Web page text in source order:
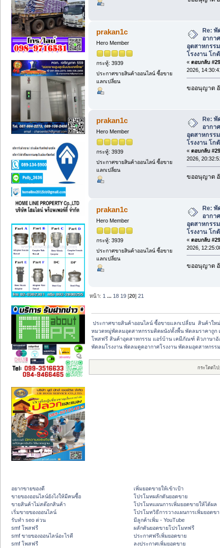
prakan1c
Hero Member
กระทู้: 3939
ประกาศขายสินค้าออนไลน์ ซื้อขาย
แลกเปลี่ยน
Re:
อากา
อุตสาหกรร
โรงงาน โก
« ตอบกลับ
2026,
ขออนุญาต
prakan1c
Hero Member
กระทู้: 3939
ประกาศขายสินค้าออนไลน์ ซื้อขาย
แลกเปลี่ยน
Re:
อากา
อุตสาหกรร
โรงงาน โก
« ตอบกลับ
2026,
ขออนุญาต
prakan1c
Hero Member
กระทู้: 3939
ประกาศขายสินค้าออนไลน์ ซื้อขาย
แลกเปลี่ยน
Re: พั
อากา
อุตสาหกรร
โรงงาน โก
« ตอบกลับ
2026,
ขออนุญาต
หน้า: 1 ... 18 19 [20]21
ประกาศขายสินค้าออนไลน์ ซื้อขายแลกเปลี่ยน  สินค้าใ
หมวดหมู่พัดลมอุตสาหกรรมติดผนัง/ตั้งพื้น พัดลมราคาถูก
โพสฟรี สินค้าอุตสาหกรรม แอร์บ้าน เคมีภัณฑ์ ติวภาษาอั
พัดลมโรงงาน พัดลมดูดอากาศโรงงาน พัดลมอุตสาหกรร
กระโดดไป:
อยากขายของดี
ขายของออนไลน์ยังไงให้มีคนซื้อ
ขายสินค้าไม่สต๊อกสินค้า
เริ่มขายของออนไลน์
รับทำ seo ด่วน
smf โพสฟรี
smf ขายของออนไลน์อะไรดี
smf โพสฟรี
เพิ่มยอดขายให้เข้าเป้า
โปรโมทผลักดันยอดขาย
โปรโมทแผนการเพิ่มยอดขายให้ได้ผล
โปรโมทวิธีการวางแผนการเพิ่มยอดข
มีลูกค้าเพิ่ม - YouTube
ผลักดันยอดขายโปรโมทฟรี
ประกาศฟรีเพิ่มยอดขาย
ลงประกาศเพิ่มยอดขาย